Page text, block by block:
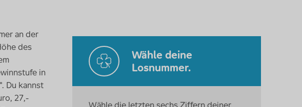
an der
des
in
Du kannst
27,-
Wähle deine
Losnummer.